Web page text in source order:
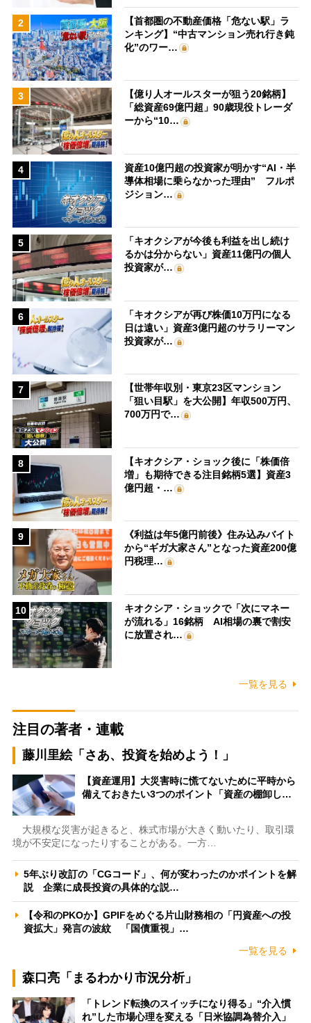
2
【首都圏の不動産価格「危ない駅」ラ
ンキング】“中古マンション売れ行き鈍
化”のワー…
3
【億り人オールスターが狙う20銘柄】
「総資産69億円超」90歳現役トレーダ
ーから“10…
4
資産10億円超の投資家が明かす“AI・半
導体相場に乗らなかった理由” フルポ
ジション…
5
「キオクシアが今後も利益を出し続け
るかは分からない」資産11億円の個人
投資家が…
6
「キオクシアが再び株価10万円になる
日は遠い」資産3億円超のサラリーマン
投資家が…
7
【世帯年収別・東京23区マンション
「狙い目駅」を大公開】年収500万円、
700万円で…
8
【キオクシア・ショック後に「株価倍
増」も期待できる注目銘柄5選】資産3
億円超・…
9
《利益は年5億円前後》住み込みバイト
から“ギガ大家さん”となった資産200億
円税理…
10
キオクシア・ショックで「次にマネー
が流れる」16銘柄 AI相場の裏で割安
に放置され…
一覧を見る
注目の著者・連載
藤川里絵「さあ、投資を始めよう！」
【資産運用】大災害時に慌てないために平時から
備えておきたい3つのポイント「資産の棚卸し…
大規模な災害が起きると、株式市場が大きく動いたり、取引環
境が不安定になったりすることがある。一方…
5年ぶり改訂の「CGコード」、何が変わったのかポイントを解
説 企業に成長投資の具体的な説…
【令和のPKOか】GPIFをめぐる片山財務相の「円資産への投
資拡大」発言の波紋 「国債重視」…
一覧を見る
森口亮「まるわかり市況分析」
「トレンド転換のスイッチになり得る」“介入慣
れ”した市場心理を変える「日米協調為替介入」